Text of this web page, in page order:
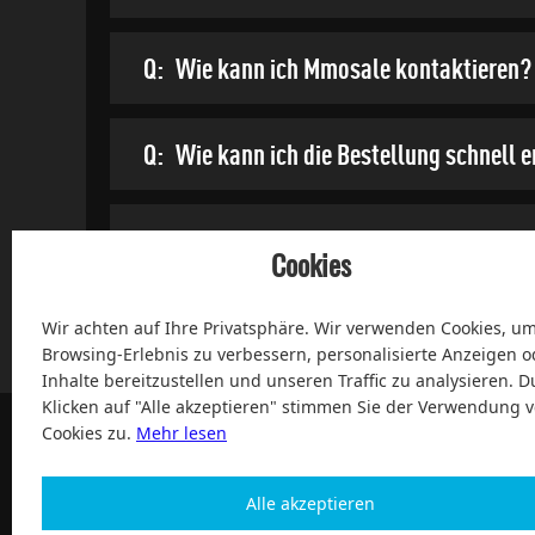
Q: Wie kann ich Mmosale kontaktieren?
Q: Wie kann ich die Bestellung schnell
Q: Kann ich jederzeit einen Kauf
Cookies
Wir achten auf Ihre Privatsphäre. Wir verwenden Cookies,
Browsing-Erlebnis zu verbessern, personalisierte Anzeigen
Inhalte bereitzustellen und unseren Traffic zu analysieren.
Klicken auf "Alle akzeptieren" stimmen Sie der Verwendung
Cookies zu. Mehr lesen
Alle akzeptieren
100% Zufriedenheit und After-Sale Garantie Service seit